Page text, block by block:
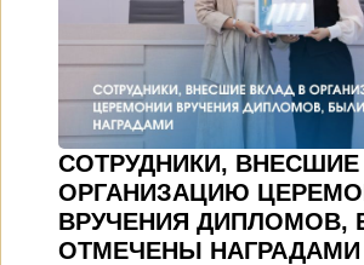
СОТРУДНИКИ,
ОРГАНИЗАЦИЮ
ВРУЧЕНИЯ ДИПЛОМОВ,
ОТМЕЧЕНЫ НАГРАДАМИ